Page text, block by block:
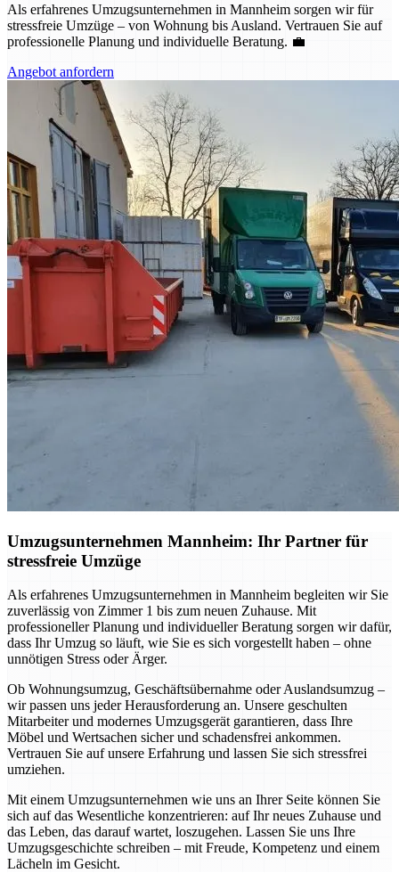
Als erfahrenes Umzugsunternehmen in Mannheim sorgen wir für
stressfreie Umzüge – von Wohnung bis Ausland. Vertrauen Sie auf
professionelle Planung und individuelle Beratung. 💼
Angebot anfordern
Umzugsunternehmen Mannheim: Ihr Partner für
stressfreie Umzüge
Als erfahrenes Umzugsunternehmen in Mannheim begleiten wir Sie
zuverlässig von Zimmer 1 bis zum neuen Zuhause. Mit
professioneller Planung und individueller Beratung sorgen wir dafür,
dass Ihr Umzug so läuft, wie Sie es sich vorgestellt haben – ohne
unnötigen Stress oder Ärger.
Ob Wohnungsumzug, Geschäftsübernahme oder Auslandsumzug –
wir passen uns jeder Herausforderung an. Unsere geschulten
Mitarbeiter und modernes Umzugsgerät garantieren, dass Ihre
Möbel und Wertsachen sicher und schadensfrei ankommen.
Vertrauen Sie auf unsere Erfahrung und lassen Sie sich stressfrei
umziehen.
Mit einem Umzugsunternehmen wie uns an Ihrer Seite können Sie
sich auf das Wesentliche konzentrieren: auf Ihr neues Zuhause und
das Leben, das darauf wartet, loszugehen. Lassen Sie uns Ihre
Umzugsgeschichte schreiben – mit Freude, Kompetenz und einem
Lächeln im Gesicht.